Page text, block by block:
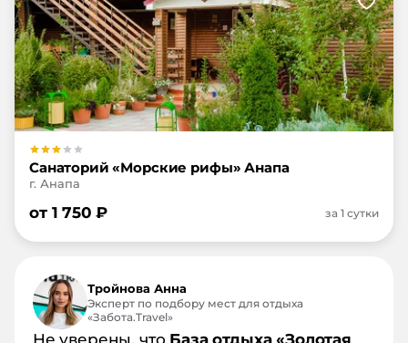
Санаторий «Морские рифы» Анапа
г. Анапа
от 1 750 ₽ за 1 сутки
Тройнова Анна
Эксперт по подбору мест для отдыха
«Забота.Travel»